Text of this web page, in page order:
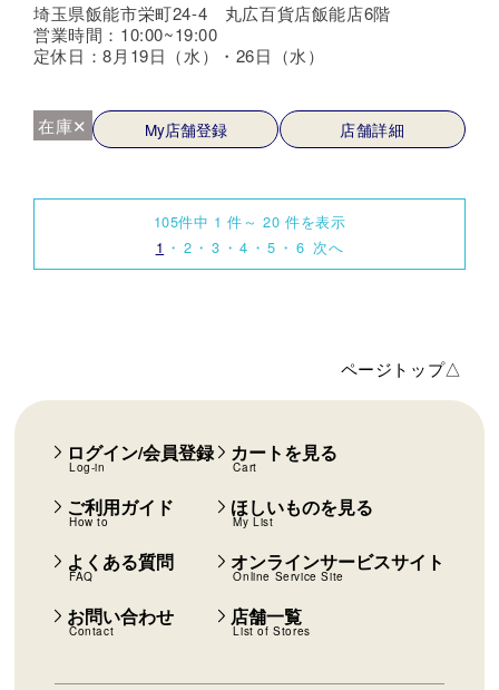
埼玉県飯能市栄町24-4 丸広百貨店飯能店6階
営業時間：10:00~19:00
定休日：8月19日（水）・26日（水）
在庫✕ My店舗登録 店舗詳細
105件中 1 件～ 20 件を表示
1
2 3 4 5 6 次へ
ページトップ△
ログイン/会員登録
Log-in
カートを見る
Cart
ご利用ガイド
How to
ほしいものを見る
My List
よくある質問
FAQ
オンラインサービスサイト
Online Service Site
お問い合わせ
Contact
店舗一覧
List of Stores